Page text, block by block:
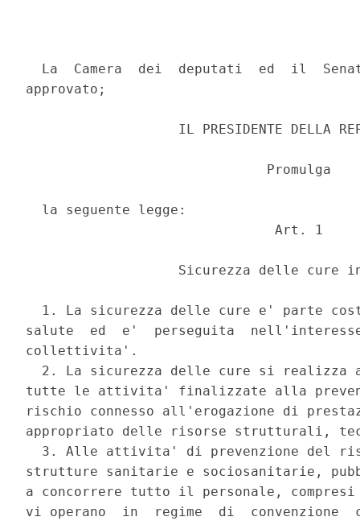
La  Camera  dei  deputati  ed  il
approvato;
IL PRESIDENTE DELLA
                              Promulga
  la seguente legge:
                               Art. 1
Sicurezza delle cure
1. La sicurezza delle cure e' parte
salute  ed  e'  perseguita
collettivita'.
2. La sicurezza delle cure si realizza
tutte le attivita' finalizzate alla
rischio connesso all'erogazione di
appropriato delle risorse strutturali,
3. Alle attivita' di prevenzione del
strutture sanitarie e sociosanitarie,
a concorrere tutto il personale,
vi operano  in  regime  di